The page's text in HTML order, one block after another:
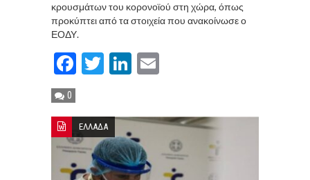
κρουσμάτων του κορονοϊού στη χώρα, όπως
προκύπτει από τα στοιχεία που ανακοίνωσε ο
ΕΟΔΥ.
Facebook
TwitterLinkedIn
0
ΕΛΛΑΔΑ